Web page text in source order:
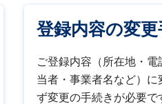
登録内容の変更
ご登録内容（所在地・
当者・事業者名など）
ず変更の手続きが必要で